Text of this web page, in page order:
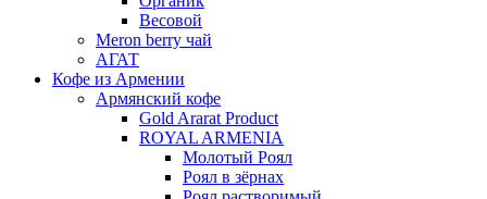
Весовой
Meron berry чай
АГАТ
Кофе из Армении
Армянский кофе
Gold Ararat Product
ROYAL ARMENIA
Молотый Роял
Роял в зёрнах